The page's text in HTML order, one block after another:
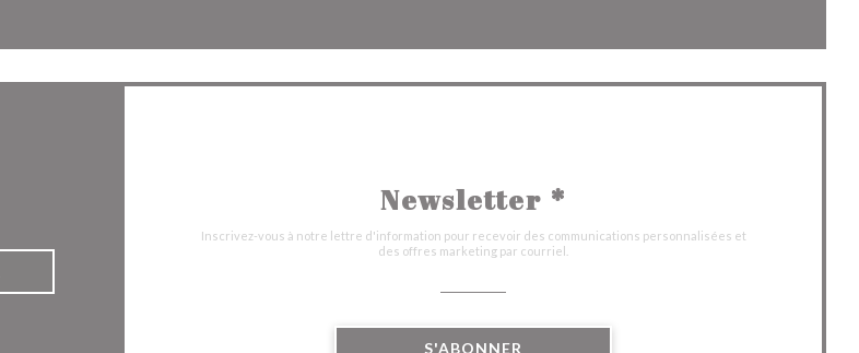
Newsletter *
Inscrivez-vous à notre lettre d'information pour recevoir des communications personnalisées et
des offres marketing par courriel.
S'ABONNER